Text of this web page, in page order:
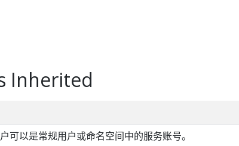
Inherited
可以是常规用户或命名空间中的服务账号。